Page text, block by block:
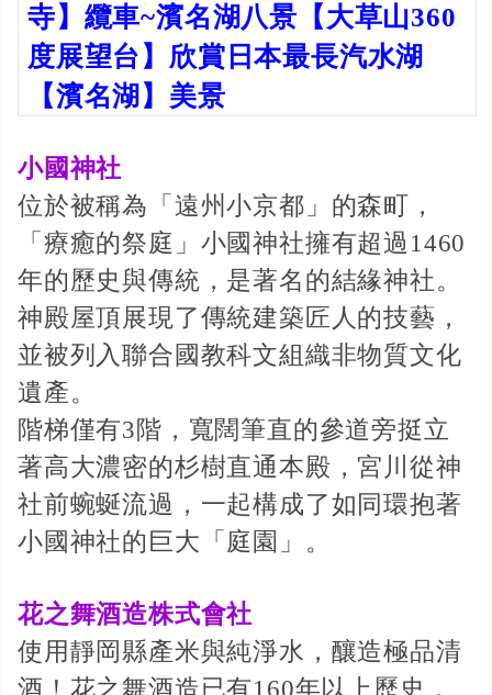
寺】纜車~濱名湖八景【大草山360
度展望台】欣賞日本最長汽水湖
【濱名湖】美景
小國神社
位於被稱為「遠州小京都」的森町，
「療癒的祭庭」小國神社擁有超過1460
年的歷史與傳統，是著名的結緣神社。
神殿屋頂展現了傳統建築匠人的技藝，
並被列入聯合國教科文組織非物質文化
遺產。
階梯僅有3階，寬闊筆直的參道旁挺立
著高大濃密的杉樹直通本殿，宮川從神
社前蜿蜒流過，一起構成了如同環抱著
小國神社的巨大「庭園」。
花之舞酒造株式會社
使用靜岡縣產米與純淨水，釀造極品清
酒！花之舞酒造已有160年以上歷史，